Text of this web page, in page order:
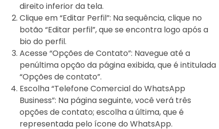
direito inferior da tela.
Clique em “Editar Perfil”: Na sequência, clique no
botão “Editar perfil”, que se encontra logo após a
bio do perfil.
Acesse “Opções de Contato”: Navegue até a
penúltima opção da página exibida, que é intitulada
“Opções de contato”.
Escolha “Telefone Comercial do WhatsApp
Business”: Na página seguinte, você verá três
opções de contato; escolha a última, que é
representada pelo ícone do WhatsApp.